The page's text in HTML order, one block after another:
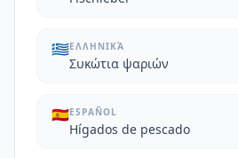
🇬🇷ΕΛΛΗΝΙΚΆ
Συκώτια ψαριών
🇪🇸ESPAÑOL
Hígados de pescado